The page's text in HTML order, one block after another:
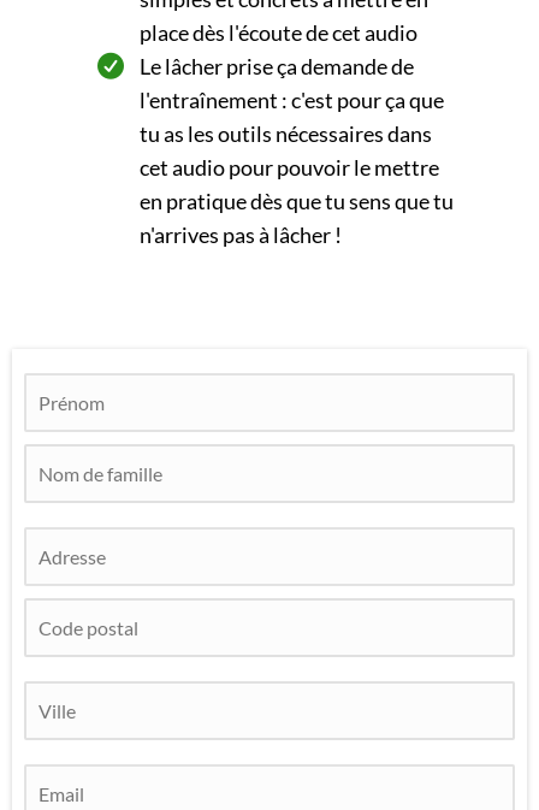
place dès l'écoute de cet audio
Le lâcher prise ça demande de
l'entraînement : c'est pour ça que
tu as les outils nécessaires dans
cet audio pour pouvoir le mettre
en pratique dès que tu sens que tu
n'arrives pas à lâcher !